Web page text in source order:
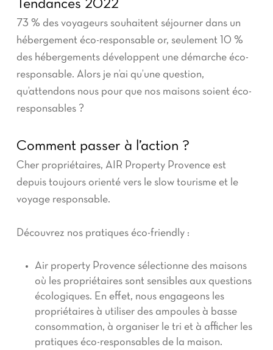
Tendances 2022
73 % des voyageurs souhaitent séjourner dans un
hébergement éco-responsable or, seulement 10 %
des hébergements développent une démarche éco-
responsable. Alors je n’ai qu’une question,
qu’attendons nous pour que nos maisons soient éco-
responsables ?
Comment passer à l’action ?
Cher propriétaires, AIR Property Provence est
depuis toujours orienté vers le slow tourisme et le
voyage responsable.
Découvrez nos pratiques éco-friendly :
Air property Provence sélectionne des maisons
où les propriétaires sont sensibles aux questions
écologiques. En effet, nous engageons les
propriétaires à utiliser des ampoules à basse
consommation, à organiser le tri et à afficher les
pratiques éco-responsables de la maison.